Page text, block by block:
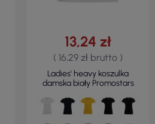
13,24 zł
( 16,29 zł brutto )
Ladies' heavy koszulka
damska biały Promostars